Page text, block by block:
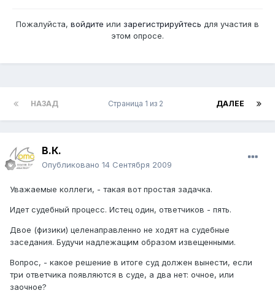
Пожалуйста, войдите или зарегистрируйтесь для участия в
этом опросе.
НАЗАД ДАЛЕЕ
Страница 1 из 2
В.К.
Опубликовано 14 Сентября 2009
Уважаемые коллеги, - такая вот простая задачка.
Идет судебный процесс. Истец один, ответчиков - пять.
Двое (физики) целенаправленно не ходят на судебные
заседания. Будучи надлежащим образом извещенными.
Вопрос, - какое решение в итоге суд должен вынести, если
три ответчика появляются в суде, а два нет: очное, или
заочное?